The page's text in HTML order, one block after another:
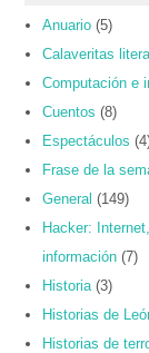
Anuario (5)
Calaveritas
Computación e
Cuentos (8)
Espectáculos
Frase de la
General (149)
Hacker:
información (7)
Historia (3)
Historias de
Historias de